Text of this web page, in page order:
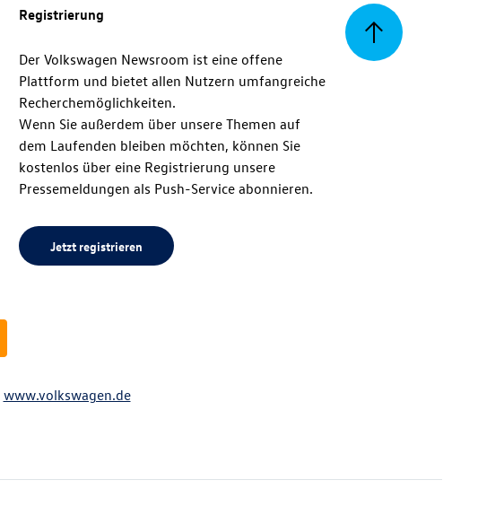
Zurück
Registrierung
Der Volkswagen Newsroom ist eine offene
Plattform und bietet allen Nutzern umfangreiche
Recherchemöglichkeiten.
Wenn Sie außerdem über unsere Themen auf
dem Laufenden bleiben möchten, können Sie
kostenlos über eine Registrierung unsere
Pressemeldungen als Push-Service abonnieren.
Jetzt registrieren
www.volkswagen.de